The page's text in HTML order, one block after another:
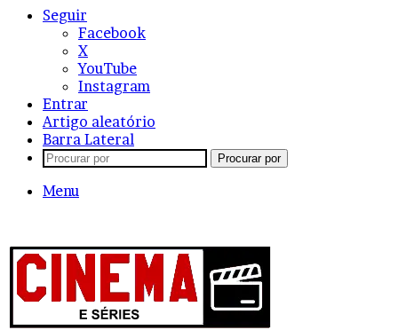
Seguir
Facebook
X
YouTube
Instagram
Entrar
Artigo aleatório
Barra Lateral
Procurar por
Menu